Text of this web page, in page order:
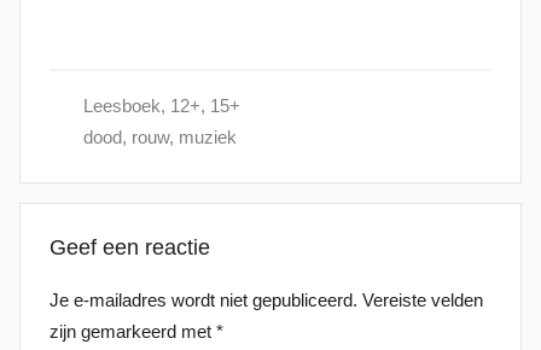
Leesboek, 12+, 15+
dood, rouw, muziek
Geef een reactie
Je e-mailadres wordt niet gepubliceerd. Vereiste velden
zijn gemarkeerd met *